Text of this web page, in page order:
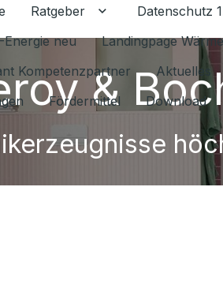
Ratgeber Untermenü für
Datenschutz
Energie neu Landingpage
Kompetenzpartner
Aktuelles
Fördermittel Download
&